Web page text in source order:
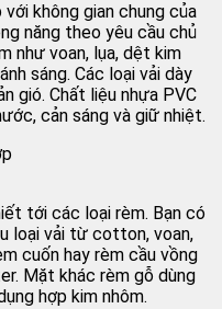
không gian chung của
năng theo yêu cầu chủ
như voan, lụa, dệt kim
sáng. Các loại vải dày
gió. Chất liệu nhựa PVC
cản sáng và giữ nhiệt.
tới các loại rèm. Bạn có
loại vải từ cotton, voan,
cuốn hay rèm cầu vồng
Mặt khác rèm gỗ dùng
hợp kim nhôm.